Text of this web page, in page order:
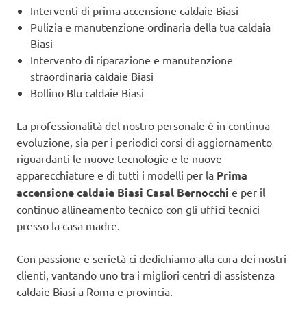
Interventi di prima accensione caldaie Biasi
Pulizia e manutenzione ordinaria della tua caldaia
Biasi
Intervento di riparazione e manutenzione
straordinaria caldaie Biasi
Bollino Blu caldaie Biasi
La professionalità del nostro personale è in continua
evoluzione, sia per i periodici corsi di aggiornamento
riguardanti le nuove tecnologie e le nuove
apparecchiature e di tutti i modelli per la Prima
accensione caldaie Biasi Casal Bernocchi e per il
continuo allineamento tecnico con gli uffici tecnici
presso la casa madre.
Con passione e serietà ci dedichiamo alla cura dei nostri
clienti, vantando uno tra i migliori centri di assistenza
caldaie Biasi a Roma e provincia.